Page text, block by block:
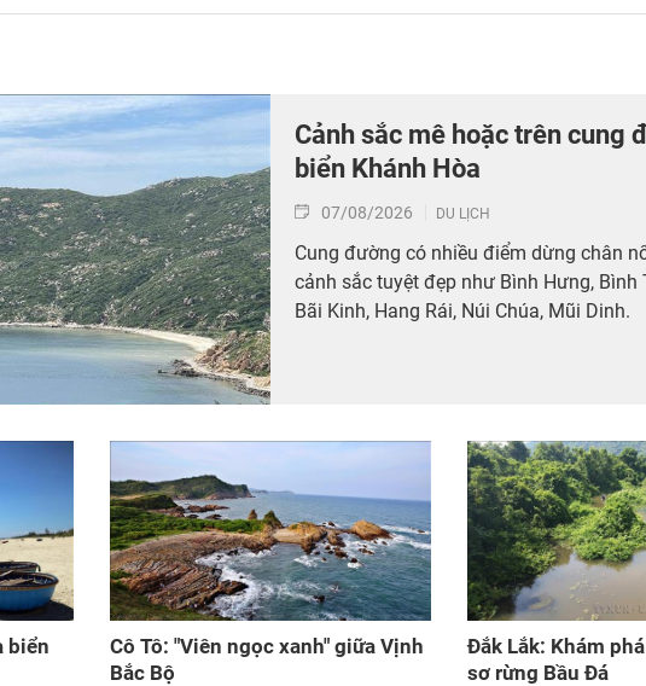
Cảnh sắc mê hoặc trên cung
biển Khánh Hòa
07/08/2026 DU LỊCH
Cung đường có nhiều điểm dừng chân
cảnh sắc tuyệt đẹp như Bình Hưng, Bình
Bãi Kinh, Hang Rái, Núi Chúa, Mũi Dinh.
biển
Cô Tô: "Viên ngọc xanh" giữa Vịnh
Bắc Bộ
Đắk Lắk: Khám
sơ rừng Bầu Đá